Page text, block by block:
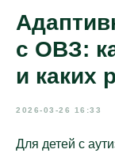
с ОВЗ:
и каких
2026-03-26 16:33
Для детей с